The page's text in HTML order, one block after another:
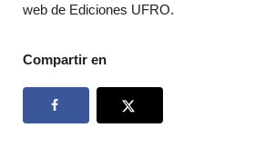
web de Ediciones UFRO.
Compartir en